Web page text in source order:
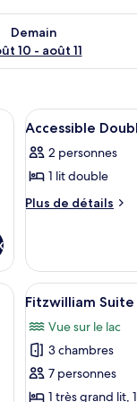
Demain
10 - août 11
pour demain
des tables de chevet,
Afficher
toutes
les
photos
pour
de
chambre :
Accessible
Double
3
Accessible
2 personnes
1 lit double
Plus de détails
Plus
Accessible
Double
un lit, des lampes
Afficher
toutes
les
photos
pour
ce
7
Fitzwilliam
Vue sur le lac
3 chambres
7 personnes
1 très grand lit,